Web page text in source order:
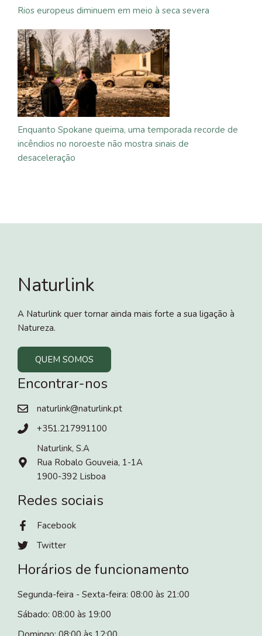
Rios europeus diminuem em meio à seca severa
Enquanto Spokane queima, uma temporada recorde de
incêndios no noroeste não mostra sinais de
desaceleração
Naturlink
A Naturlink quer tornar ainda mais forte a sua ligação à
Natureza.
QUEM SOMOS
Encontrar-nos
naturlink@naturlink.pt
+351.217991100
Naturlink, S.A
Rua Robalo Gouveia, 1-1A
1900-392 Lisboa
Redes sociais
Facebook
Twitter
Horários de funcionamento
Segunda-feira - Sexta-feira: 08:00 às 21:00
Sábado: 08:00 às 19:00